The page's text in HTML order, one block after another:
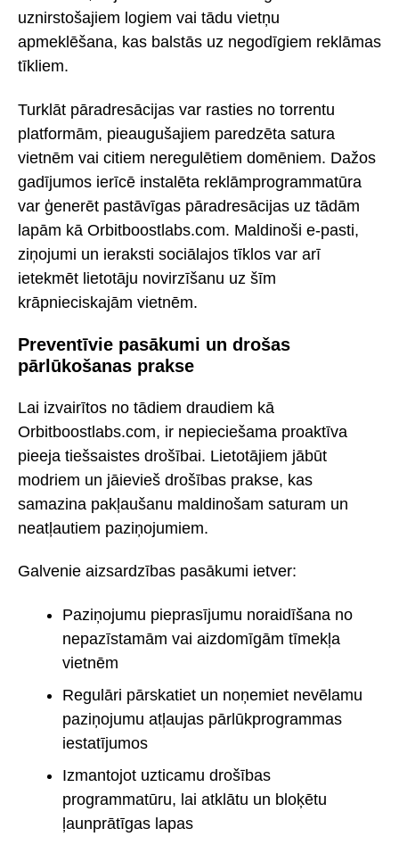
uznirstošajiem logiem vai tādu vietņu
apmeklēšana, kas balstās uz negodīgiem reklāmas
tīkliem.
Turklāt pāradresācijas var rasties no torrentu
platformām, pieaugušajiem paredzēta satura
vietnēm vai citiem neregulētiem domēniem. Dažos
gadījumos ierīcē instalēta reklāmprogrammatūra
var ģenerēt pastāvīgas pāradresācijas uz tādām
lapām kā Orbitboostlabs.com. Maldinoši e-pasti,
ziņojumi un ieraksti sociālajos tīklos var arī
ietekmēt lietotāju novirzīšanu uz šīm
krāpnieciskajām vietnēm.
Preventīvie pasākumi un drošas
pārlūkošanas prakse
Lai izvairītos no tādiem draudiem kā
Orbitboostlabs.com, ir nepieciešama proaktīva
pieeja tiešsaistes drošībai. Lietotājiem jābūt
modriem un jāievieš drošības prakse, kas
samazina pakļaušanu maldinošam saturam un
neatļautiem paziņojumiem.
Galvenie aizsardzības pasākumi ietver:
Paziņojumu pieprasījumu noraidīšana no
nepazīstamām vai aizdomīgām tīmekļa
vietnēm
Regulāri pārskatiet un noņemiet nevēlamu
paziņojumu atļaujas pārlūkprogrammas
iestatījumos
Izmantojot uzticamu drošības
programmatūru, lai atklātu un bloķētu
ļaunprātīgas lapas